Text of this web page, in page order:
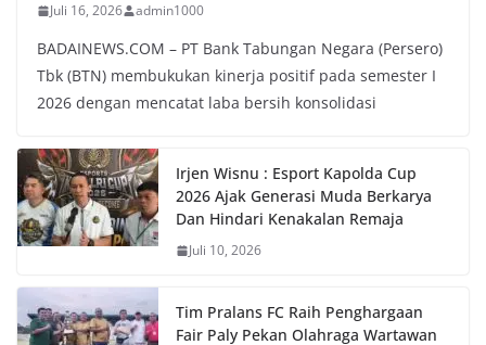
Juli 16, 2026 admin1000
BADAINEWS.COM – PT Bank Tabungan Negara (Persero)
Tbk (BTN) membukukan kinerja positif pada semester I
2026 dengan mencatat laba bersih konsolidasi
Irjen Wisnu : Esport Kapolda Cup
2026 Ajak Generasi Muda Berkarya
Dan Hindari Kenakalan Remaja
Juli 10, 2026
Tim Pralans FC Raih Penghargaan
Fair Paly Pekan Olahraga Wartawan